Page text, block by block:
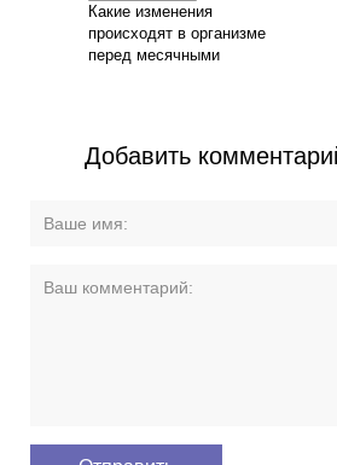
Какие изменения
происходят в организме
перед месячными
Добавить